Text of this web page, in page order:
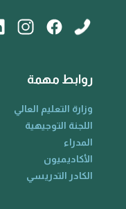
روابط مهمة
وزارة التعليم العالي
اللجنة التوجيهية
المدراء
الأكاديميون
الكادر التدريسي